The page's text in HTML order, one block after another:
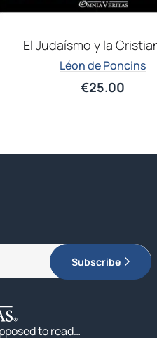
El Judaísmo y la
Léon de Poncins
€25.00
Subscribe
to read…